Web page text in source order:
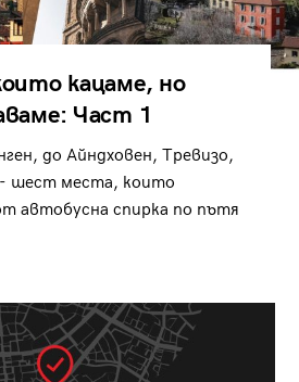
кацаме, но
Част 1
до Айндховен, Тревизо,
шест места, които
автобусна спирка по пътя